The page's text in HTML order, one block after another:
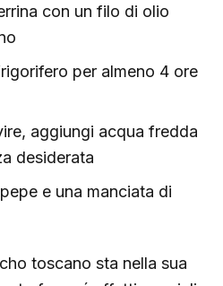
con un filo di olio
per almeno 4 ore
aggiungi acqua fredda
desiderata
e una manciata di
toscano sta nella sua